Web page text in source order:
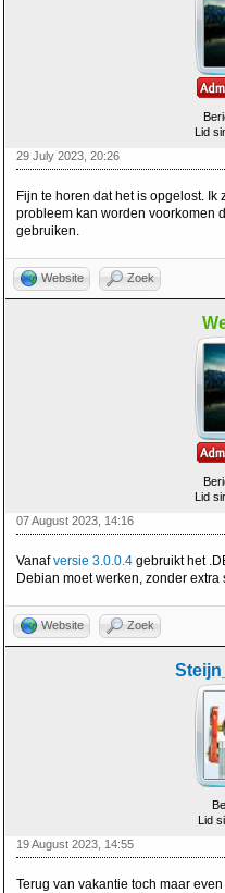
Lid
29 July 2023, 20:26
Fijn te horen dat het is opgelost.
probleem kan worden voorkomen
gebruiken.
Website Zoek
Lid
07 August 2023, 14:16
Vanafversie 3.0.0.4 gebruikt het
Debian moet werken, zonder extra
Website Zoek
Lid
19 August 2023, 14:55
Terug van vakantie toch maar